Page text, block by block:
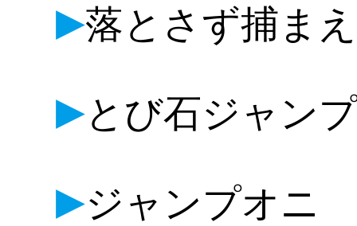
▶落とさず捕ま
▶とび石ジャンプ
▶ジャンプオニ